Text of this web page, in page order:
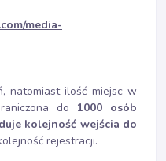
media-
natomiast ilość miejsc w
do 1000 osób
kolejność wejścia do
rejestracji.